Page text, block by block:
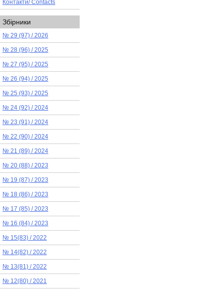
Контакти/ Contacts
Збірники
№ 29 (97) / 2026
№ 28 (96) / 2025
№ 27 (95) / 2025
№ 26 (94) / 2025
№ 25 (93) / 2025
№ 24 (92) / 2024
№ 23 (91) / 2024
№ 22 (90) / 2024
№ 21 (89) / 2024
№ 20 (88) / 2023
№ 19 (87) / 2023
№ 18 (86) / 2023
№ 17 (85) / 2023
№ 16 (84) / 2023
№ 15(83) / 2022
№ 14(82) / 2022
№ 13(81) / 2022
№ 12(80) / 2021